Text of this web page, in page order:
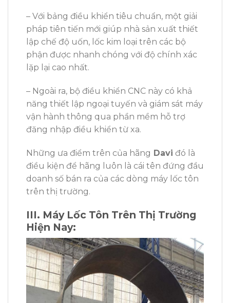
– Với bảng điều khiển tiêu chuẩn, một giải
pháp tiên tiến mới giúp nhà sản xuất thiết
lập chế độ uốn, lốc kim loại trên các bộ
phận được nhanh chóng với độ chính xác
lặp lại cao nhất.
– Ngoài ra, bộ điều khiển CNC này có khả
năng thiết lập ngoại tuyến và giám sát máy
vận hành thông qua phần mềm hỗ trợ
đăng nhập điều khiển từ xa.
Những ưa điểm trên của hãng Davi đó là
điều kiện để hãng luôn là cái tên đứng đầu
doanh số bán ra của các dòng máy lốc tôn
trên thị trường.
III. Máy Lốc Tôn Trên Thị Trường
Hiện Nay: